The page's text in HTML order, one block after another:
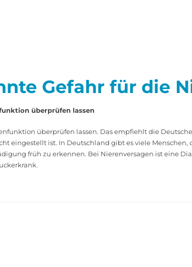
Gefahr für die
überprüfen lassen
überprüfen lassen. Das empfiehlt die
eingestellt ist. In Deutschland gibt es viele
früh zu erkennen. Bei Nierenversagen ist eine